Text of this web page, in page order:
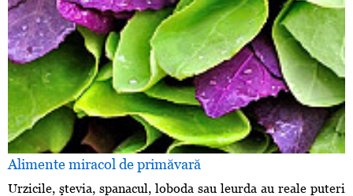
Alimente miracol de primăvară
Urzicile, ştevia, spanacul, loboda sau leurda au reale puteri